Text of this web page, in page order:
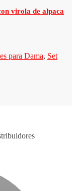
virola de alpaca
para Dama, Set